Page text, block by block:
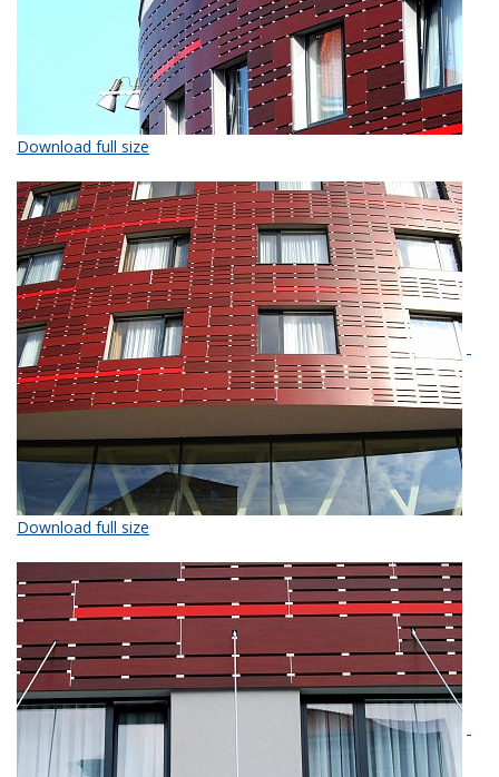
Download full size
Download full size